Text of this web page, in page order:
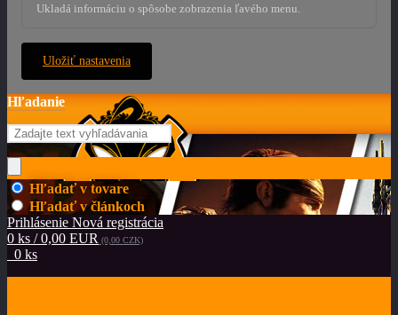
Ukladá informáciu o spôsobe zobrazenia ľavého menu.
Uložiť nastavenia
Hľadanie
Hľadať v tovare
Hľadať v článkoch
Prihlásenie Nová registrácia
0 ks / 0,00 EUR (0,00 CZK)
0 ks